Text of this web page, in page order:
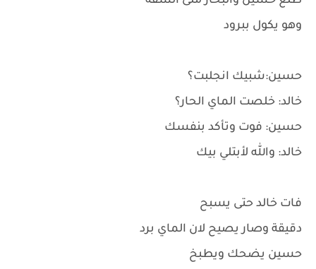
وهو يكول ببرود
حسين:شبيك انجلبت؟
خالد: خلصت الماي الحار؟
حسين: فوت وتأكد بنفسك
خالد: والله لأبتلي بيك
فات خالد حتى يسبح
دقيقة وصار يصيح لان الماي برد
حسين يضحك ويطبخ